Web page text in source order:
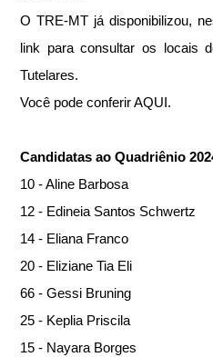
O TRE-MT já disponibilizou,
link para consultar os locais
Tutelares.
Você pode conferir AQUI.
Candidatas ao Quadriênio
10 - Aline Barbosa
12 - Edineia Santos Schwertz
14 - Eliana Franco
20 - Eliziane Tia Eli
66 - Gessi Bruning
25 - Keplia Priscila
15 - Nayara Borges